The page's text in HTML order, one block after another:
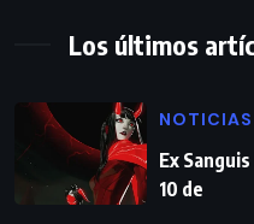
Los últimos
NOTICIAS
Ex
10 de